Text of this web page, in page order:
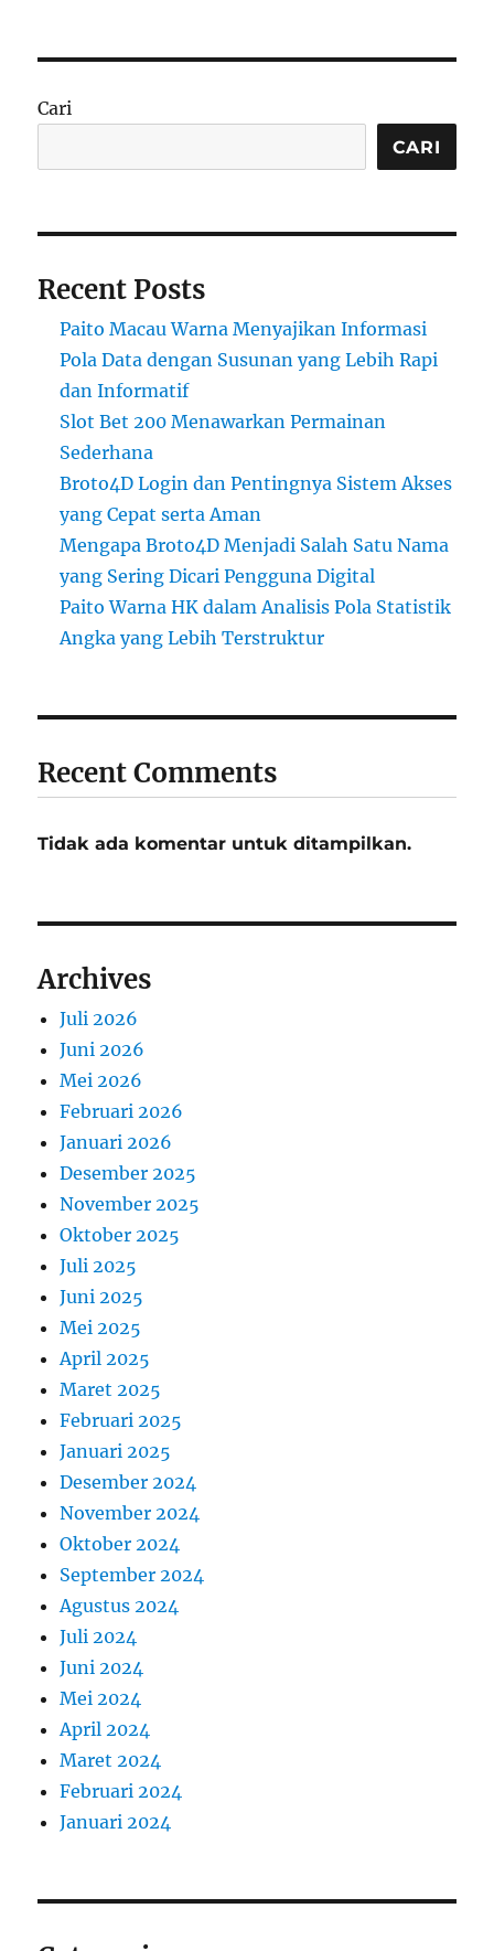
Cari
CARI
Recent Posts
Paito Macau Warna Menyajikan Informasi
Pola Data dengan Susunan yang Lebih Rapi
dan Informatif
Slot Bet 200 Menawarkan Permainan
Sederhana
Broto4D Login dan Pentingnya Sistem Akses
yang Cepat serta Aman
Mengapa Broto4D Menjadi Salah Satu Nama
yang Sering Dicari Pengguna Digital
Paito Warna HK dalam Analisis Pola Statistik
Angka yang Lebih Terstruktur
Recent Comments
Tidak ada komentar untuk ditampilkan.
Archives
Juli 2026
Juni 2026
Mei 2026
Februari 2026
Januari 2026
Desember 2025
November 2025
Oktober 2025
Juli 2025
Juni 2025
Mei 2025
April 2025
Maret 2025
Februari 2025
Januari 2025
Desember 2024
November 2024
Oktober 2024
September 2024
Agustus 2024
Juli 2024
Juni 2024
Mei 2024
April 2024
Maret 2024
Februari 2024
Januari 2024